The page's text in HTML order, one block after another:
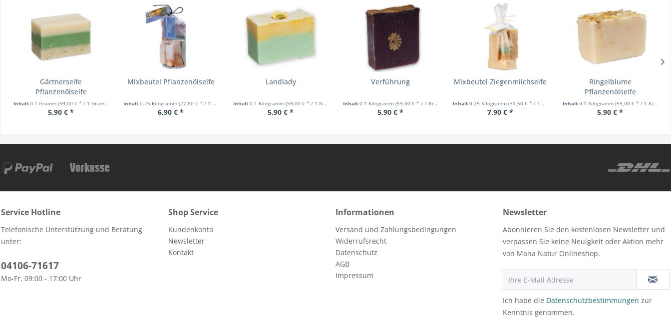
Gärtnerseife
Pflanzenölseife
Inhalt 0.1 Gramm (59,00 € * / 1 Gramm)
5,90 € *
Mixbeutel Pflanzenölseife
Inhalt 0.25 Kilogramm (27,60 € * / 1 Kilogramm)
6,90 € *
Landlady
Inhalt 0.1 Kilogramm (59,00 € * / 1 Kilogramm)
5,90 € *
Verführung
Inhalt 0.1 Kilogramm (59,00 € * / 1 Kilogramm)
5,90 € *
Mixbeutel Ziegenmilchseife
Inhalt 0.25 Kilogramm (31,60 € * / 1 Kilogramm)
7,90 € *
Ringelblume
Pflanzenölseife
Inhalt 0.1 Kilogramm (59,00 € * / 1 Kilogramm)
5,90 € *
Service Hotline
Telefonische Unterstützung und Beratung
unter:
04106-71617
Mo-Fr, 09:00 - 17:00 Uhr
Shop Service
Kundenkonto
Newsletter
Kontakt
Informationen
Versand und Zahlungsbedingungen
Widerrufsrecht
Datenschutz
AGB
Impressum
Newsletter
Abonnieren Sie den kostenlosen Newsletter und
verpassen Sie keine Neuigkeit oder Aktion mehr
von Mana Natur Onlineshop.
Ich habe die Datenschutzbestimmungen zur
Kenntnis genommen.